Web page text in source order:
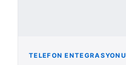
TELEFON ENTEGRASYONU